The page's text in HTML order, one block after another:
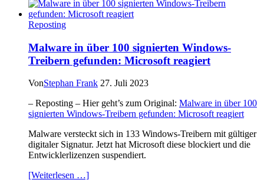
in
der
Reposting
Malware in über 100 signierten Windows-
Treibern gefunden: Microsoft reagiert
VonStephan Frank 27. Juli 2023
– Reposting – Hier geht’s zum Original: Malware in über 100
signierten Windows-Treibern gefunden: Microsoft reagiert
Malware versteckt sich in 133 Windows-Treibern mit gültiger
digitaler Signatur. Jetzt hat Microsoft diese blockiert und die
Entwicklerlizenzen suspendiert.
[Weiterlesen …]